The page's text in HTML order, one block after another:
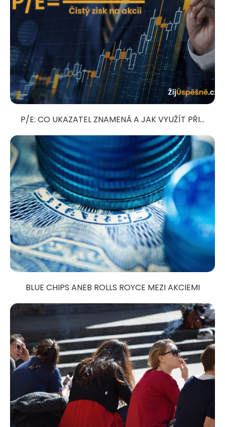
P/E: CO UKAZATEL ZNAMENÁ A JAK VYUŽÍT PŘI...
BLUE CHIPS ANEB ROLLS ROYCE MEZI AKCIEMI